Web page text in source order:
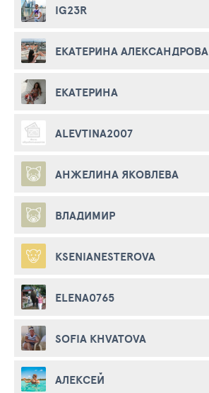
IG23R
ЕКАТЕРИНА АЛЕКСАНДРОВА
ЕКАТЕРИНА
ALEVTINA2007
АНЖЕЛИНА ЯКОВЛЕВА
ВЛАДИМИР
KSENIANESTEROVA
ELENA0765
SOFIA KHVATOVA
АЛЕКСЕЙ